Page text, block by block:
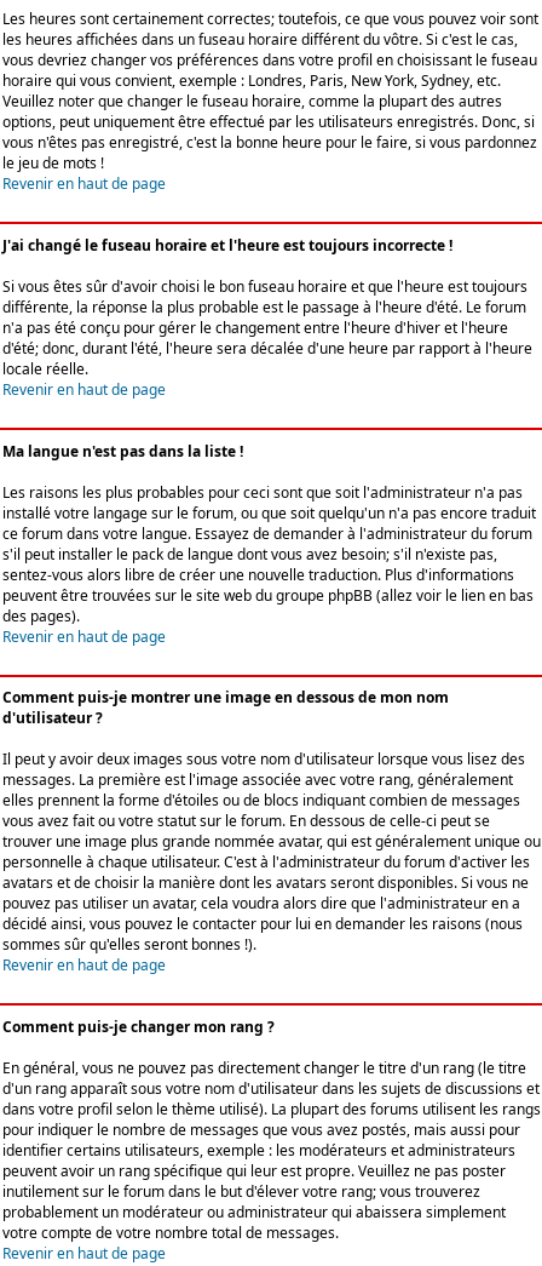
Les heures sont certainement correctes; toutefois, ce que vous pouvez voir sont
les heures affichées dans un fuseau horaire différent du vôtre. Si c'est le cas,
vous devriez changer vos préférences dans votre profil en choisissant le fuseau
horaire qui vous convient, exemple : Londres, Paris, New York, Sydney, etc.
Veuillez noter que changer le fuseau horaire, comme la plupart des autres
options, peut uniquement être effectué par les utilisateurs enregistrés. Donc, si
vous n'êtes pas enregistré, c'est la bonne heure pour le faire, si vous pardonnez
le jeu de mots !
Revenir en haut de page
J'ai changé le fuseau horaire et l'heure est toujours incorrecte !
Si vous êtes sûr d'avoir choisi le bon fuseau horaire et que l'heure est toujours
différente, la réponse la plus probable est le passage à l'heure d'été. Le forum
n'a pas été conçu pour gérer le changement entre l'heure d'hiver et l'heure
d'été; donc, durant l'été, l'heure sera décalée d'une heure par rapport à l'heure
locale réelle.
Revenir en haut de page
Ma langue n'est pas dans la liste !
Les raisons les plus probables pour ceci sont que soit l'administrateur n'a pas
installé votre langage sur le forum, ou que soit quelqu'un n'a pas encore traduit
ce forum dans votre langue. Essayez de demander à l'administrateur du forum
s'il peut installer le pack de langue dont vous avez besoin; s'il n'existe pas,
sentez-vous alors libre de créer une nouvelle traduction. Plus d'informations
peuvent être trouvées sur le site web du groupe phpBB (allez voir le lien en bas
des pages).
Revenir en haut de page
Comment puis-je montrer une image en dessous de mon nom
d'utilisateur ?
Il peut y avoir deux images sous votre nom d'utilisateur lorsque vous lisez des
messages. La première est l'image associée avec votre rang, généralement
elles prennent la forme d'étoiles ou de blocs indiquant combien de messages
vous avez fait ou votre statut sur le forum. En dessous de celle-ci peut se
trouver une image plus grande nommée avatar, qui est généralement unique ou
personnelle à chaque utilisateur. C'est à l'administrateur du forum d'activer les
avatars et de choisir la manière dont les avatars seront disponibles. Si vous ne
pouvez pas utiliser un avatar, cela voudra alors dire que l'administrateur en a
décidé ainsi, vous pouvez le contacter pour lui en demander les raisons (nous
sommes sûr qu'elles seront bonnes !).
Revenir en haut de page
Comment puis-je changer mon rang ?
En général, vous ne pouvez pas directement changer le titre d'un rang (le titre
d'un rang apparaît sous votre nom d'utilisateur dans les sujets de discussions et
dans votre profil selon le thème utilisé). La plupart des forums utilisent les rangs
pour indiquer le nombre de messages que vous avez postés, mais aussi pour
identifier certains utilisateurs, exemple : les modérateurs et administrateurs
peuvent avoir un rang spécifique qui leur est propre. Veuillez ne pas poster
inutilement sur le forum dans le but d'élever votre rang; vous trouverez
probablement un modérateur ou administrateur qui abaissera simplement
votre compte de votre nombre total de messages.
Revenir en haut de page